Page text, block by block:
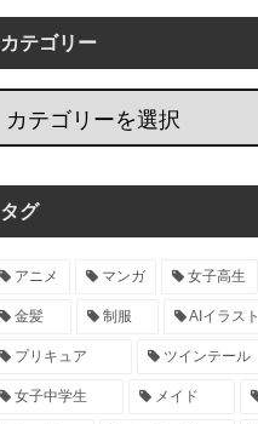
カテゴリー
タグ
アニメ マンガ 女子高生
金髪 制服 AIイラスト
プリキュア ツインテール
女子中学生 メイド